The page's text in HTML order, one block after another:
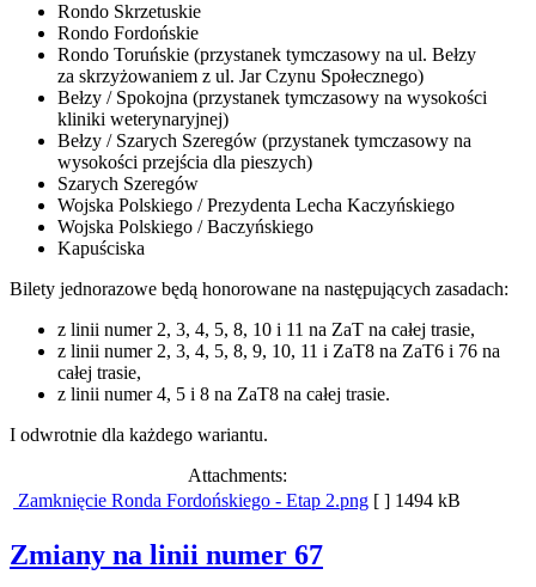
Rondo Skrzetuskie
Rondo Fordońskie
Rondo Toruńskie (przystanek tymczasowy na ul. Bełzy
za skrzyżowaniem z ul. Jar Czynu Społecznego)
Bełzy / Spokojna (przystanek tymczasowy na wysokości
kliniki weterynaryjnej)
Bełzy / Szarych Szeregów (przystanek tymczasowy na
wysokości przejścia dla pieszych)
Szarych Szeregów
Wojska Polskiego / Prezydenta Lecha Kaczyńskiego
Wojska Polskiego / Baczyńskiego
Kapuściska
Bilety jednorazowe będą honorowane na następujących zasadach:
z linii numer 2, 3, 4, 5, 8, 10 i 11 na ZaT na całej trasie,
z linii numer 2, 3, 4, 5, 8, 9, 10, 11 i ZaT8 na ZaT6 i 76 na
całej trasie,
z linii numer 4, 5 i 8 na ZaT8 na całej trasie.
I odwrotnie dla każdego wariantu.
Attachments:
Zamknięcie Ronda Fordońskiego - Etap 2.png [ ] 1494 kB
Zmiany na linii numer 67